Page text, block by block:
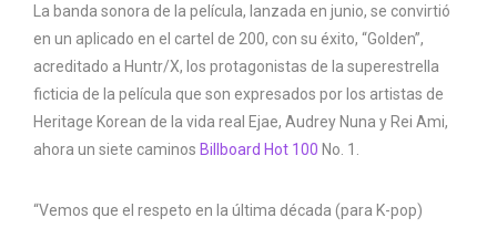
La banda sonora de la película, lanzada en junio, se convirtió
en un aplicado en el cartel de 200, con su éxito, “Golden”,
acreditado a Huntr/X, los protagonistas de la superestrella
ficticia de la película que son expresados ​​por los artistas de
Heritage Korean de la vida real Ejae, Audrey Nuna y Rei Ami,
ahora un siete caminos Billboard Hot 100 No. 1.
“Vemos que el respeto en la última década (para K-pop)